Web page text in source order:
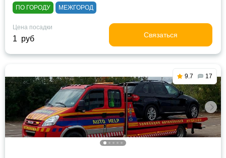
ПО ГОРОДУ МЕЖГОРОД
Цена посадки
1 руб Связаться
9.7 17